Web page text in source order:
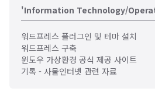
'Information Technology/
워드프레스 플러그인 및 테마 설치
워드프레스 구축
윈도우 가상환경 공식 제공 사이트
기록 - 사물인터넷 관련 자료